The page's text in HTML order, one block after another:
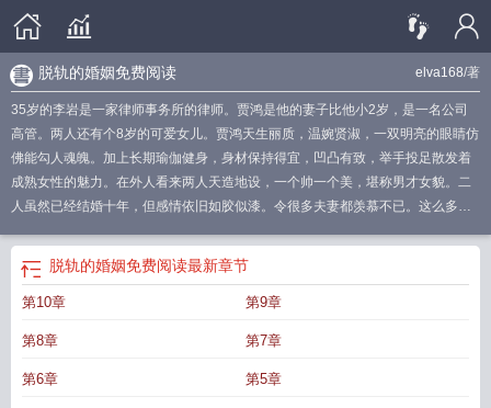
elva168/著
脱轨的婚姻免费阅读
35岁的李岩是一家律师事务所的律师。贾鸿是他的妻子比他小2岁，是一名公司
高管。两人还有个8岁的可爱女儿。贾鸿天生丽质，温婉贤淑，一双明亮的眼睛仿
佛能勾人魂魄。加上长期瑜伽健身，身材保持得宜，凹凸有致，举手投足散发着
成熟女性的魅力。在外人看来两人天造地设，一个帅一个美，堪称男才女貌。二
人虽然已经结婚十年，但感情依旧如胶似漆。令很多夫妻都羡慕不已。这么多
李岩对妻子也是关怀备至。结婚十年了，李岩和妻子出门还是会十指相扣。
的婚姻李岩最后和谁在一起了
人在外罗淑慧
脱轨后的婚姻 吾梅
婚姻蔡爱军
脱轨婚姻
风尘中的牌坊
脱轨后的婚姻免费阅读
脱轨的婚姻免费阅读最新章节
第10章 第9章
第8章 第7章
第6章 第5章